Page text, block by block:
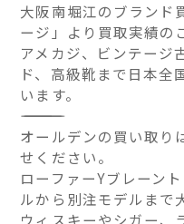
大阪南堀江のブランド
ージ」より買取実績の
アメカジ、ビンテージ
ド、高級靴まで日本全
います。
――――――――――――――
オールデンの買い取り
せください。
ローファーYブレーン
ルから別注モデルまで
ウィスキーやシガー、